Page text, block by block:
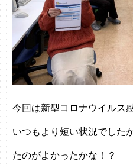
今回は新型コロナウイルス
いつもより短い状況でした
たのがよかったかな！？